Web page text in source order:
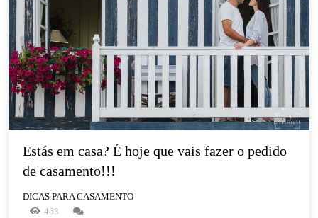
Estás em casa? É hoje que vais fazer o pedido
de casamento!!!
DICAS PARA CASAMENTO
463